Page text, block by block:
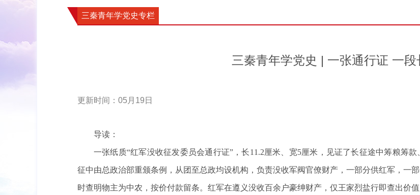
三秦青年学党史专栏
三秦青年学党史 | 一张通行证 一段
更新时间：05月19日
导读：
一张纸质“红军没收征发委员会通行证”，长11.2厘米、宽5厘米，见证了长征途中筹粮筹
征中由总政治部重颁条例，从团至总政均设机构，负责没收军阀官僚财产，一部分供红军，一
时查明物主为中农，按价付款留条。红军在遵义没收百余户豪绅财产，仅王家烈盐行即查出价